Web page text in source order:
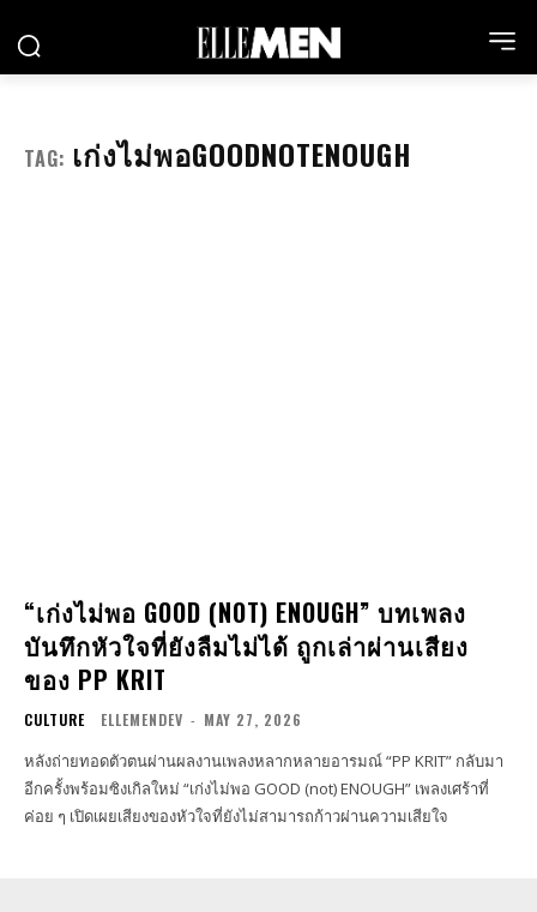
TAG: เก่งไม่พอGOODNOTENOUGH
“เก่งไม่พอ GOOD (NOT) ENOUGH” บทเพลง
บันทึกหัวใจที่ยังลืมไม่ได้ ถูกเล่าผ่านเสียง
ของ PP KRIT
CULTURE ELLEMENDEV - MAY 27, 2026
หลังถ่ายทอดตัวตนผ่านผลงานเพลงหลากหลายอารมณ์ “PP KRIT” กลับมา
อีกครั้งพร้อมซิงเกิลใหม่ “เก่งไม่พอ GOOD (not) ENOUGH” เพลงเศร้าที่
ค่อย ๆ เปิดเผยเสียงของหัวใจที่ยังไม่สามารถก้าวผ่านความเสียใจ